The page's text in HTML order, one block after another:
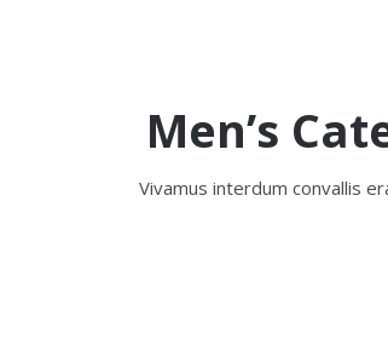
Men’s
Vivamus interdum convallis